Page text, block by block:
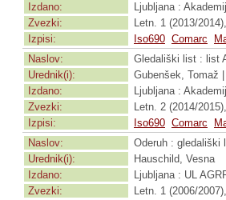
Izdano:
Ljubljana :
Zvezki:
Letn. 1 (2013/
Izpisi:
Iso690 Comarc
Naslov:
Gledališki list : list
Urednik(i):
Gubenšek, Tomaž
Izdano:
Ljubljana :
Zvezki:
Letn. 2 (2014/
Izpisi:
Iso690 Comarc
Naslov:
Oderuh : gledališki
Urednik(i):
Hauschild, Vesna
Izdano:
Ljubljana : UL
Zvezki:
Letn. 1 (2006/